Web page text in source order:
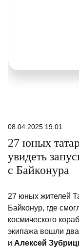
08.04.2025 19:01
27 юных
увидеть
с Байконура
27 юных жителей
Байконур, где
космического
экипажа вошли
и Алексей